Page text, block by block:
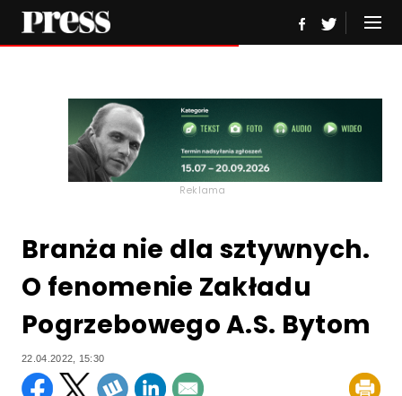
Reklama
Branża nie dla sztywnych.
O fenomenie Zakładu
Pogrzebowego A.S. Bytom
22.04.2022, 15:30